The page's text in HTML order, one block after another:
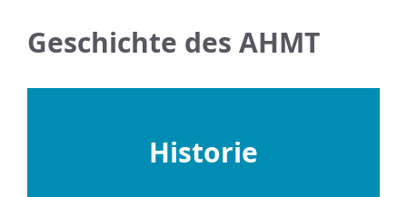
Geschichte des AHMT
Historie